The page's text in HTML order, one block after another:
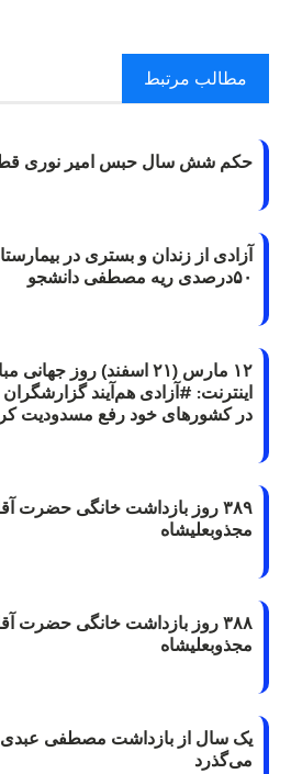
مطالب مرتبط
حکم شش سال حبس امیر نوری
آزادی از زندان و بستری در
۵۰درصدی ریه مصطفی دانشجو
۱۲ مارس (۲۱ اسفند) روز
در کشورهای خود رفع مسدودیت
۳۸۹ روز بازداشت خانگی حضرت
مجذوبعلیشاه
۳۸۸ روز بازداشت خانگی حضرت
مجذوبعلیشاه
یک سال از بازداشت مصطفی عبدی
می‌گذرد